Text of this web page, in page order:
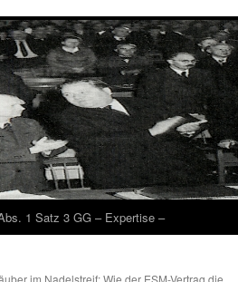
1 Satz 3 GG – Expertise –
im Nadelstreif: Wie der ESM-Vertrag die